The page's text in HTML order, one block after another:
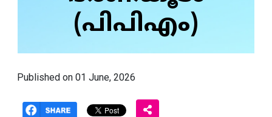
(പിപിഎം)
Published on 01 June, 2026